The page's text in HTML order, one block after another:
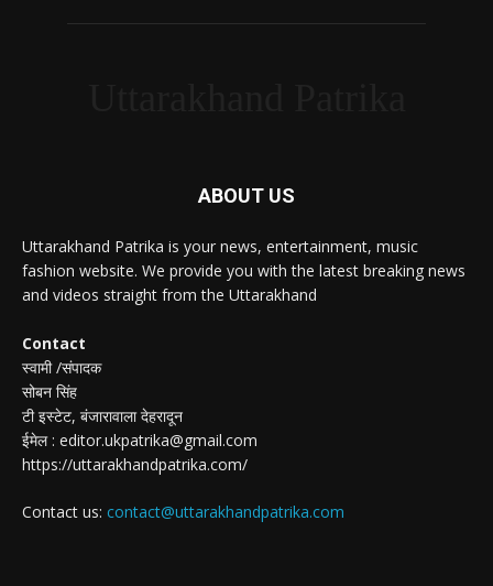
ABOUT US
Uttarakhand Patrika is your news, entertainment, music
fashion website. We provide you with the latest breaking news
and videos straight from the Uttarakhand
Contact
स्वामी /संपादक
सोबन सिंह
टी इस्टेट, बंजारावाला देहरादून
ईमेल : editor.ukpatrika@gmail.com
https://uttarakhandpatrika.com/
Contact us: contact@uttarakhandpatrika.com